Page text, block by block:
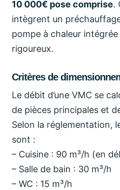
10 000€ pose comprise.
intègrent un
pompe à chaleur
rigoureux.
Critères de
Le débit d’une VMC se
de pièces principales et
Selon la réglementation,
sont :
– Cuisine : 90 m³/h (en
– Salle de bain : 30 m³/h
– WC : 15 m³/h